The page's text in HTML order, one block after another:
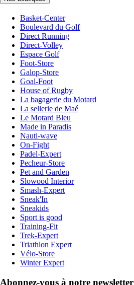
Basket-Center
Boulevard du Golf
Direct Running
Direct-Volley
Espace Golf
Foot-Store
Galop-Store
Goal-Foot
House of Rugby
La bagagerie du Motard
La sellerie de Maé
Le Motard Bleu
Made in Paradis
Nauti-wave
On-Fight
Padel-Expert
Pecheur-Store
Pet and Garden
Slowood Interior
Smash-Expert
Sneak'In
Sneakids
Sport is good
Training-Fit
Trek-Expert
Triathlon Expert
Vélo-Store
Winter Expert
Abonnez-vous à notre newsletter